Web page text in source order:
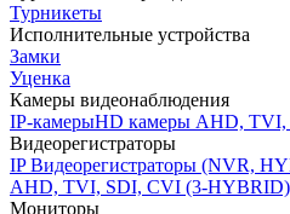
Турникеты
Исполнительные устройства
Замки
Уценка
Камеры видеонаблюдения
IP-камерыHD камеры AHD,
Видеорегистраторы
IP Видеорегистраторы (NVR,
AHD, TVI, SDI, CVI (3-HYBRID)
Мониторы